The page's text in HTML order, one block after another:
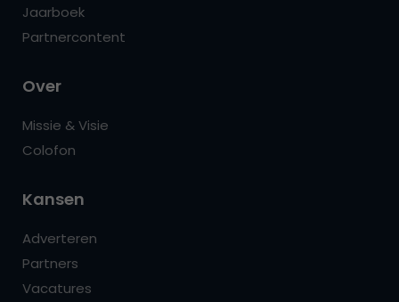
Jaarboek
Partnercontent
Over
Missie & Visie
Colofon
Kansen
Adverteren
Partners
Vacatures